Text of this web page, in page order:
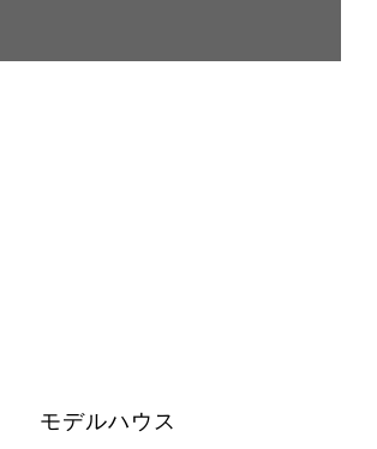
モデルハウス